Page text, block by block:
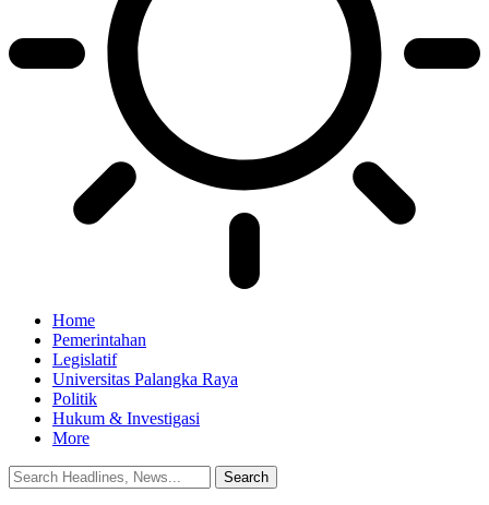
Home
Pemerintahan
Legislatif
Universitas Palangka Raya
Politik
Hukum & Investigasi
More